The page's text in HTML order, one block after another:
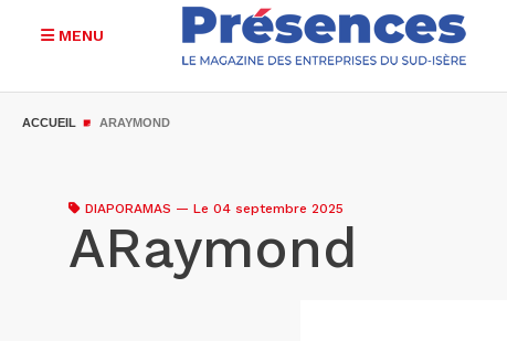
MENU
ACCUEIL ARAYMOND
DIAPORAMAS — Le 04 septembre 2025
ARaymond